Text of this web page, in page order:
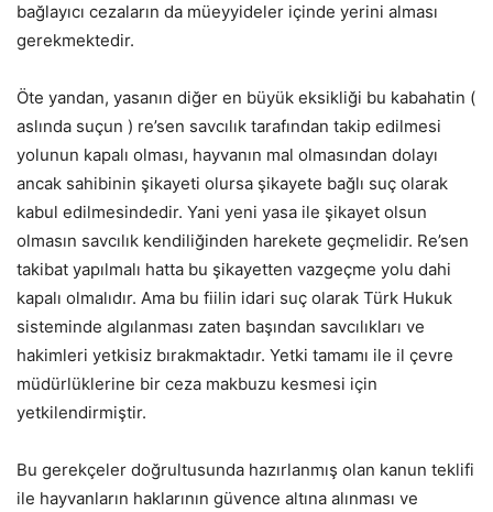
bağlayıcı cezaların da müeyyideler içinde yerini alması
gerekmektedir.
Öte yandan, yasanın diğer en büyük eksikliği bu kabahatin (
aslında suçun ) re’sen savcılık tarafından takip edilmesi
yolunun kapalı olması, hayvanın mal olmasından dolayı
ancak sahibinin şikayeti olursa şikayete bağlı suç olarak
kabul edilmesindedir. Yani yeni yasa ile şikayet olsun
olmasın savcılık kendiliğinden harekete geçmelidir. Re’sen
takibat yapılmalı hatta bu şikayetten vazgeçme yolu dahi
kapalı olmalıdır. Ama bu fiilin idari suç olarak Türk Hukuk
sisteminde algılanması zaten başından savcılıkları ve
hakimleri yetkisiz bırakmaktadır. Yetki tamamı ile il çevre
müdürlüklerine bir ceza makbuzu kesmesi için
yetkilendirmiştir.
Bu gerekçeler doğrultusunda hazırlanmış olan kanun teklifi
ile hayvanların haklarının güvence altına alınması ve